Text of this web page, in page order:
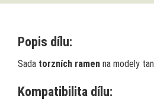
Popis dílu:
Sada torzních ramen na modely
Kompatibilita dílu: